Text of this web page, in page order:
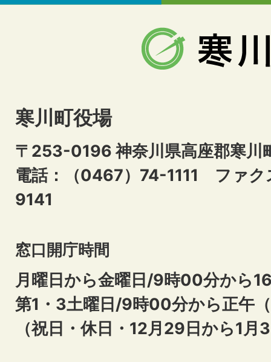
寒川町役場
〒253-0196 神奈川県高座郡寒川
電話：（0467）74-1111 ファ
9141
窓口開庁時間
月曜日から金曜日/9時00分から
第1・3土曜日/9時00分から正午
（祝日・休日・12月29日から1月